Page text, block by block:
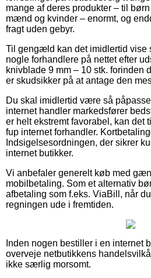
mange af deres produkter – til
mænd og kvinder – enormt, og
fragt uden gebyr.
Til gengæld kan det imidlertid vise
nogle forhandlere på nettet efter
knivblade 9 mm – 10 stk. forinden
er skudsikker på at antage den
Du skal imidlertid være så
internet handler markedsfører
er helt ekstremt favorabel, kan det
fup internet forhandler.
Indsigelsesordningen, der sikrer
internet butikker.
Vi anbefaler generelt køb med
mobilbetaling. Som et alternativ
afbetaling som f.eks. ViaBill, når
regningen ude i fremtiden.
Inden nogen bestiller i en internet
overveje netbutikkens
ikke særlig morsomt.